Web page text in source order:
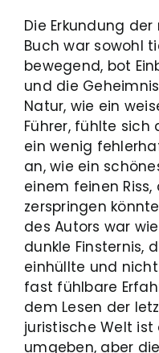
Die Erkundung
Buch war sowohl
bewegend, bot
und die
Natur, wie ein
Führer, fühlte
ein wenig
an, wie ein
einem feinen
zerspringen
des Autors war
dunkle Finsternis,
einhüllte und
fast fühlbare
dem Lesen der
juristische Welt
umgeben, aber